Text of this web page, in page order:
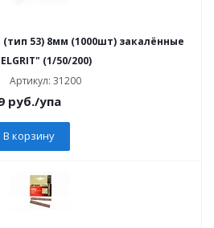
53) 8мм (1000шт) закалённые
(1/50/200)
Артикул: 31200
руб./упа
В корзину